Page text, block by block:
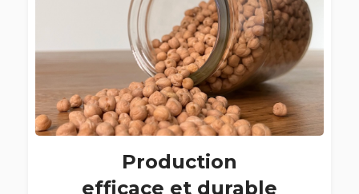
Production
efficace et durable